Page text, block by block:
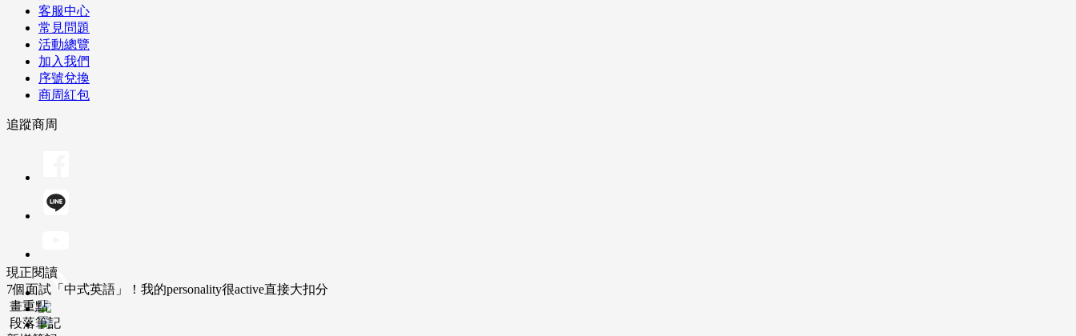
客服中心
常見問題
活動總覽
加入我們
序號兌換
商周紅包
追蹤商周
現正閱讀
7個面試「中式英語」！我的personality很active直接大扣分
畫重點
段落筆記